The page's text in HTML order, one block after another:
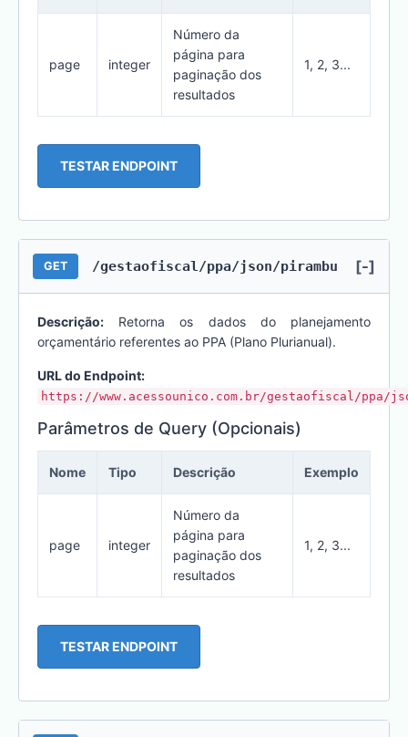
page integer
Número da
página para
paginação dos
resultados
1, 2, 3...
TESTAR ENDPOINT
GET /gestaofiscal/ppa/json/pirambu [-]
Descrição: Retorna os dados do planejamento
orçamentário referentes ao PPA (Plano Plurianual).
URL do Endpoint:
https://www.acessounico.com.br/gestaofiscal/ppa/
Parâmetros de Query (Opcionais)
Nome Tipo Descrição Exemplo
page integer
Número da
página para
paginação dos
resultados
1, 2, 3...
TESTAR ENDPOINT